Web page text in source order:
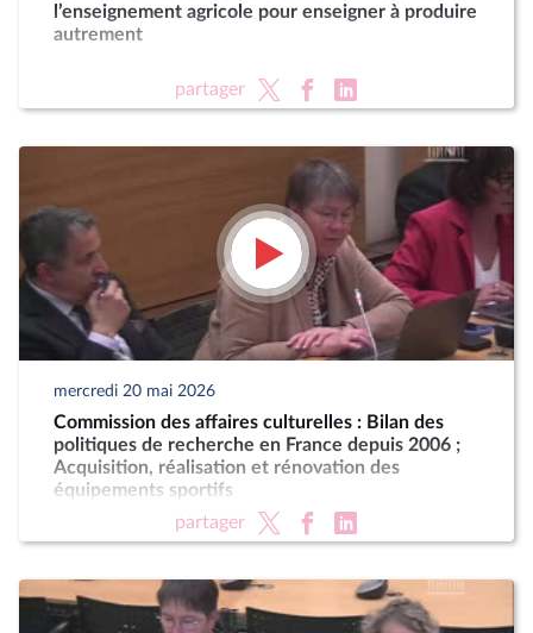
l’enseignement agricole pour enseigner à produire
autrement
partager
mercredi 20 mai 2026
Commission des affaires culturelles : Bilan des
politiques de recherche en France depuis 2006 ;
Acquisition, réalisation et rénovation des
équipements sportifs
partager